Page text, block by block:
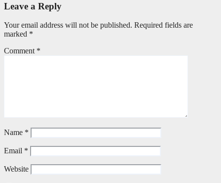
Leave a Reply
Your email address will not be published. Required fields are
marked *
Comment *
Name *
Email *
Website